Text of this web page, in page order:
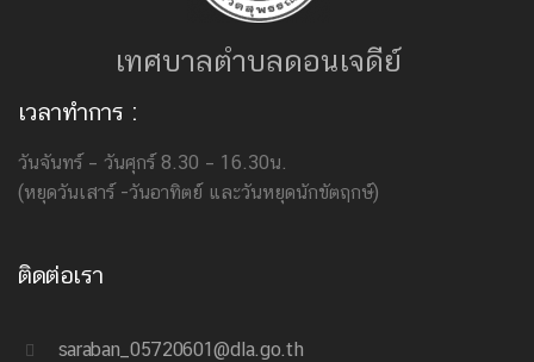
เทศบาลตำบลดอนเจดีย์
เวลาทำการ :
วันจันทร์ – วันศุกร์ 8.30 – 16.30น.
(หยุดวันเสาร์ -วันอาทิตย์ และวันหยุดนักขัตฤกษ์)
ติดต่อเรา
saraban_05720601@dla.go.th